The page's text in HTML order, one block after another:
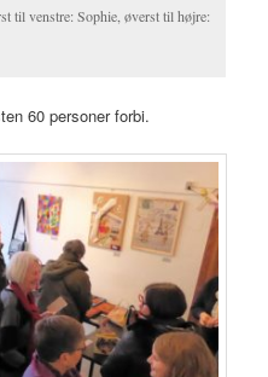
til venstre: Sophie, øverst til højre:
60 personer forbi.